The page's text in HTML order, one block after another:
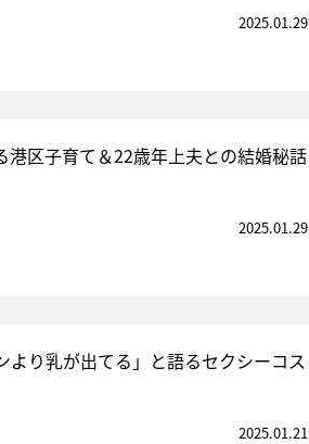
2025.01.29
港区子育て＆22歳年上夫との結婚秘話
2025.01.29
り乳が出てる」と語るセクシーコス
2025.01.21